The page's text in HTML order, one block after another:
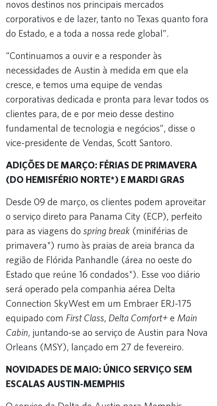
novos destinos nos principais mercados
corporativos e de lazer, tanto no Texas quanto fora
do Estado, e a toda a nossa rede global”.
“Continuamos a ouvir e a responder às
necessidades de Austin à medida em que ela
cresce, e temos uma equipe de vendas
corporativas dedicada e pronta para levar todos os
clientes para, de e por meio desse destino
fundamental de tecnologia e negócios”, disse o
vice-presidente de Vendas, Scott Santoro.
ADIÇÕES DE MARÇO: FÉRIAS DE PRIMAVERA
(DO HEMISFÉRIO NORTE*) E MARDI GRAS
Desde 09 de março, os clientes podem aproveitar
o serviço direto para Panama City (ECP), perfeito
para as viagens do spring break (miniférias de
primavera*) rumo às praias de areia branca da
região de Flórida Panhandle (área no oeste do
Estado que reúne 16 condados*). Esse voo diário
será operado pela companhia aérea Delta
Connection SkyWest em um Embraer ERJ-175
equipado com First Class, Delta Comfort+ e Main
Cabin, juntando-se ao serviço de Austin para Nova
Orleans (MSY), lançado em 27 de fevereiro.
NOVIDADES DE MAIO: ÚNICO SERVIÇO SEM
ESCALAS AUSTIN-MEMPHIS